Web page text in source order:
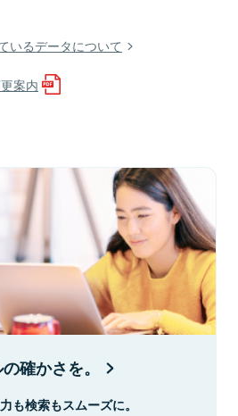
いるデータについて
案内
確かさを。
も検索もスムーズに。